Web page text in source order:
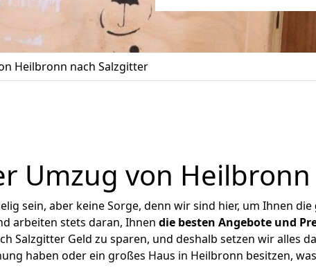
Heilbronn nach Salzgitter
Umzug von
sein, aber keine Sorge, denn wir sind hier, um Ihnen die
arbeiten stets daran, Ihnen die besten Angebote und
Salzgitter Geld zu sparen, und deshalb setzen wir alles
haben oder ein großes Haus in Heilbronn besitzen,